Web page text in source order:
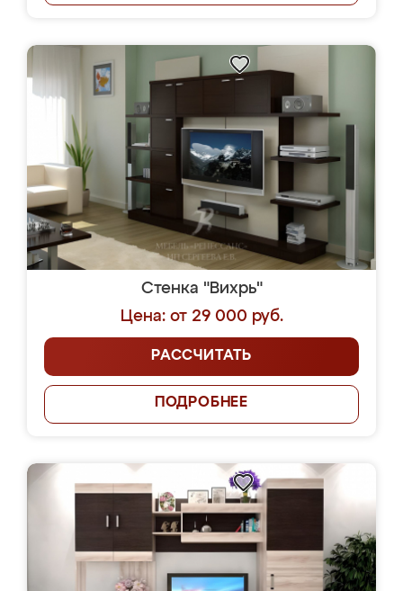
Стенка "Вихрь"
Цена: от 29 000 руб.
РАССЧИТАТЬ
ПОДРОБНЕЕ